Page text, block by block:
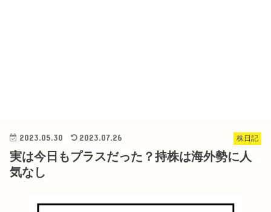
株日記
2023.05.30 2023.07.26
実は今日もプラスだった？持株は海外勢に人
気なし